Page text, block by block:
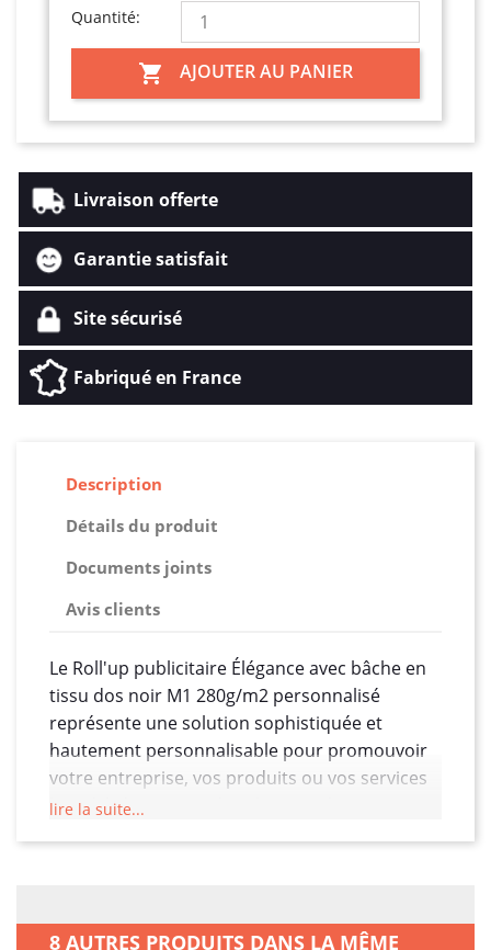
Quantité:
 AJOUTER AU PANIER
Livraison offerte
Garantie satisfait
Site sécurisé
Fabriqué en France
Description
Détails du produit
Documents joints
Avis clients
Le Roll'up publicitaire Élégance avec bâche en
tissu dos noir M1 280g/m2 personnalisé
représente une solution sophistiquée et
hautement personnalisable pour promouvoir
votre entreprise, vos produits ou vos services
lors d'événements, de salons ou de
lire la suite...
8 AUTRES PRODUITS DANS LA MÊME